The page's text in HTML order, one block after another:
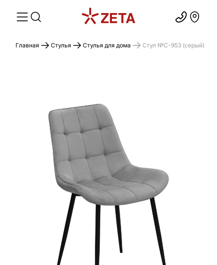
Главная Стулья Стулья для дома Стул №C-953 (серый)